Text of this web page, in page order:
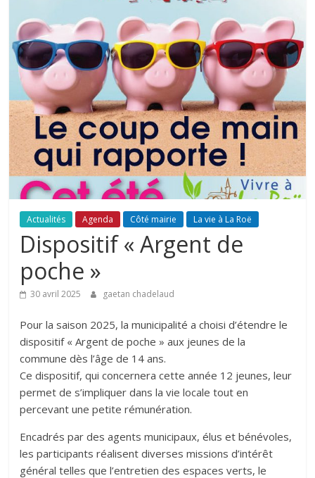
Actualités Agenda Côté mairie La vie à La Roë
Dispositif « Argent de
poche »
30 avril 2025 gaetan chadelaud
Pour la saison 2025, la municipalité a choisi d’étendre le
dispositif « Argent de poche » aux jeunes de la
commune dès l’âge de 14 ans.
Ce dispositif, qui concernera cette année 12 jeunes, leur
permet de s’impliquer dans la vie locale tout en
percevant une petite rémunération.
Encadrés par des agents municipaux, élus et bénévoles,
les participants réalisent diverses missions d’intérêt
général telles que l’entretien des espaces verts, le